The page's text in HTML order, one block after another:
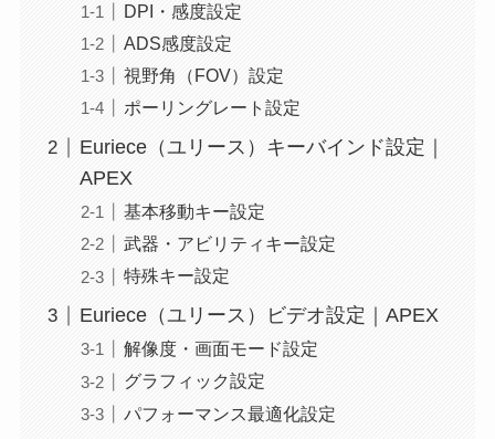
DPI・感度設定
ADS感度設定
視野角（FOV）設定
ポーリングレート設定
Euriece（ユリース）キーバインド設定｜
APEX
基本移動キー設定
武器・アビリティキー設定
特殊キー設定
Euriece（ユリース）ビデオ設定｜APEX
解像度・画面モード設定
グラフィック設定
パフォーマンス最適化設定